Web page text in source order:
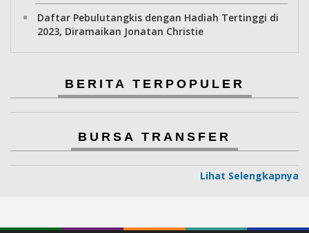
Daftar Pebulutangkis dengan Hadiah Tertinggi di
2023, Diramaikan Jonatan Christie
BERITA TERPOPULER
BURSA TRANSFER
Lihat Selengkapnya